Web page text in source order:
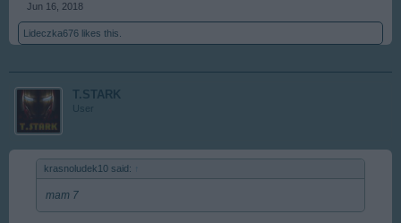
Jun 16, 2018
Lideczka676 likes this.
T.STARK
User
krasnoludek10 said:
mam 7